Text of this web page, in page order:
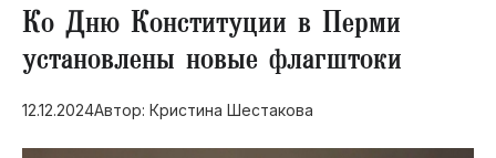
СВО
Выборы в Пермском крае
Социальная поддержка
Инфраструктура
Благоустройство
​Ко Дню Конституции в Перми
установлены новые флагштоки
12.12.2024Автор: Кристина Шестакова